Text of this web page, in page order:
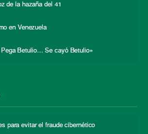
de la hazaña del 41
en Venezuela
Betulio… Se cayó Betulio»
para evitar el fraude cibernético